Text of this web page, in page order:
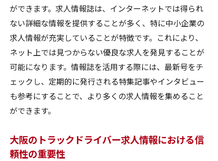
ができます。求人情報誌は、インターネットでは得られ
ない詳細な情報を提供することが多く、特に中小企業の
求人情報が充実していることが特徴です。これにより、
ネット上では見つからない優良な求人を発見することが
可能になります。情報誌を活用する際には、最新号をチ
ェックし、定期的に発行される特集記事やインタビュー
も参考にすることで、より多くの求人情報を集めること
ができます。
大阪のトラックドライバー求人情報における信
頼性の重要性